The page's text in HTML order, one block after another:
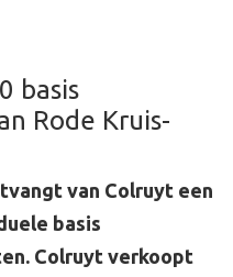
basis
Rode Kruis-
van Colruyt een
basis
Colruyt verkoopt